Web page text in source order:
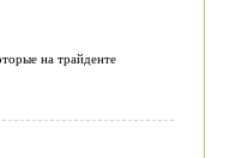
на трайденте